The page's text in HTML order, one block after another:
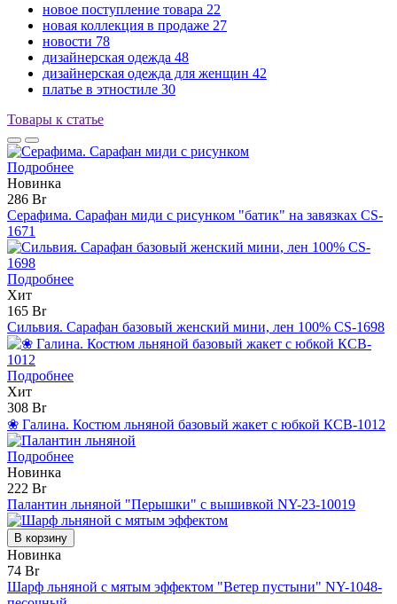
новое поступление товара 22
новая коллекция в продаже 27
новости 78
дизайнерская одежда 48
дизайнерская одежда для женщин 42
платье в этностиле 30
Товары к статье
Подробнее
Новинка
286 Br
Серафима. Сарафан миди с рисунком "батик" на завязках CS-
1671
Подробнее
Хит
165 Br
Сильвия. Сарафан базовый женский мини, лен 100% CS-1698
Подробнее
Хит
308 Br
❀ Галина. Костюм льняной базовый жакет с юбкой КCB-1012
Подробнее
Новинка
222 Br
Палантин льняной "Перышки" с вышивкой NY-23-10019
В корзину
Новинка
74 Br
Шарф льняной с мятым эффектом "Ветер пустыни" NY-1048-